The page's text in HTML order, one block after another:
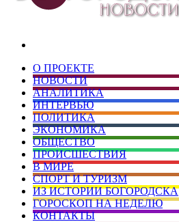
О ПРОЕКТЕ
НОВОСТИ
АНАЛИТИКА
ИНТЕРВЬЮ
ПОЛИТИКА
ЭКОНОМИКА
ОБЩЕСТВО
ПРОИСШЕСТВИЯ
В МИРЕ
СПОРТ И ТУРИЗМ
ИЗ ИСТОРИИ БОГОРОДСКА
ГОРОСКОП НА НЕДЕЛЮ
КОНТАКТЫ